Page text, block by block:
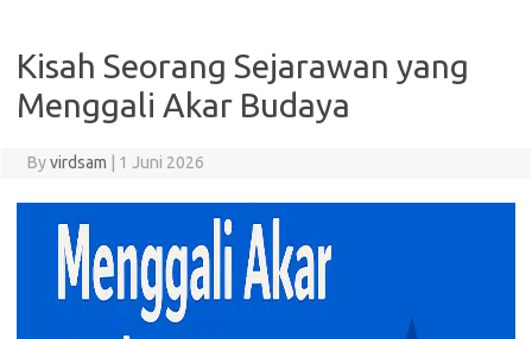
Kisah Seorang Sejarawan yang
Menggali Akar Budaya
Byvirdsam 1 Juni 2026